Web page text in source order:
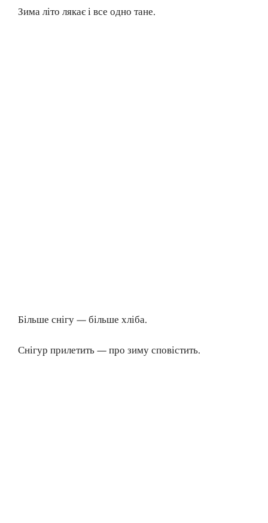
Зима літо лякає і все одно тане.
Більше снігу — більше хліба.
Снігур прилетить — про зиму сповістить.